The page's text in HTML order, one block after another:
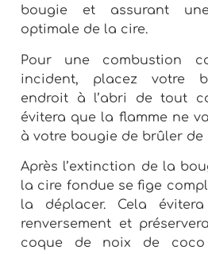
bougie et assurant
optimale de la cire.
Pour une combustion
incident, placez votre
endroit à l’abri de tout
évitera que la flamme ne
à votre bougie de brûler de
Après l’extinction de la
la cire fondue se fige
la déplacer. Cela
renversement et
coque de noix de coco